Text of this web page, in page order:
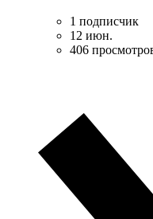
1 подписчик
12 июн.
406